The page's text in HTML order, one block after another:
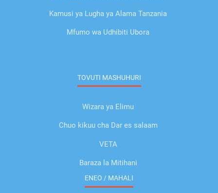
Kamusi ya Lugha ya Alama Tanzania
Mfumo wa Udhibiti Ubora
TOVUTI MASHUHURI
Wizara ya Elimu
Chuo kikuu cha Dar es salaam
VETA
Baraza la Mitihani
ENEO / MAHALI